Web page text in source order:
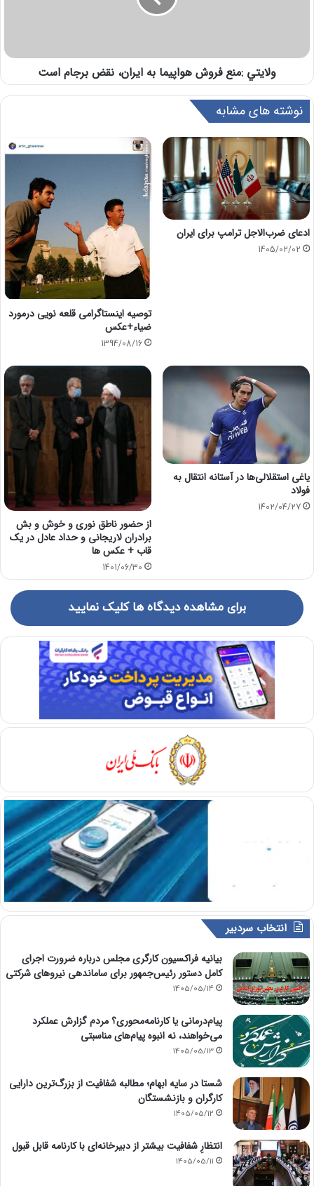
ولايتي :منع فروش هواپیما به ایران، نقض برجام است
نوشته های مشابه
ادعای ضرب‌الاجل ترامپ برای ایران
1405/02/02
توصیه اینستاگرامی قلعه نویی درمورد
ضیاء+عکس
1394/08/16
یاغی استقلالی‌ها در آستانه انتقال به
فولاد
1402/04/27
از حضور ناطق نوری و خوش و بش
برادران لاریجانی و حداد عادل در یک
قاب + عکس ها
1401/06/30
برای مشاهده دیدگاه ها کلیک نمایید
انتخاب سردبیر
بیانیه فراکسیون کارگری مجلس درباره ضرورت اجرای
کامل دستور رئیس‌جمهور برای ساماندهی نیروهای شرکتی
1405/05/14
پیام‌درمانی یا کارنامه‌محوری؟ مردم گزارش عملکرد
می‌خواهند، نه انبوه پیام‌های مناسبتی
1405/05/13
شستا در سایه ابهام؛ مطالبه شفافیت از بزرگ‌ترین دارایی
کارگران و بازنشستگان
1405/05/12
انتظارِ شفافیت بیشتر از دبیرخانه‌ای با کارنامه قابل قبول
1405/05/11